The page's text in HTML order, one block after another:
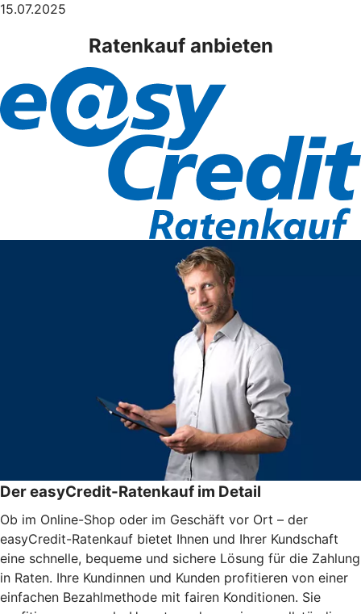
15.07.2025
Ratenkauf anbieten
Der easyCredit-Ratenkauf im Detail
Ob im Online-Shop oder im Geschäft vor Ort – der
easyCredit-Ratenkauf bietet Ihnen und Ihrer Kundschaft
eine schnelle, bequeme und sichere Lösung für die Zahlung
in Raten. Ihre Kundinnen und Kunden profitieren von einer
einfachen Bezahlmethode mit fairen Konditionen. Sie